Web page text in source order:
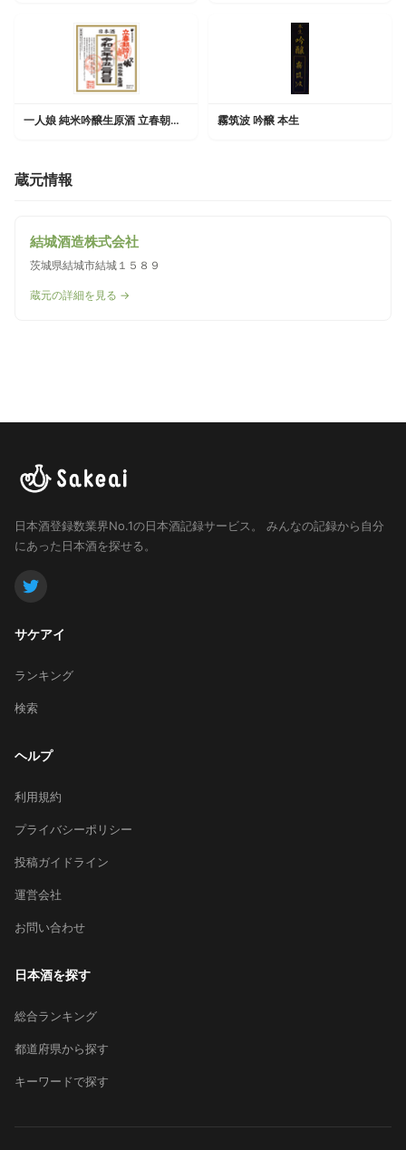
一人娘 純米吟醸生原酒 立春朝搾り 霧筑波 吟醸 本生
蔵元情報
結城酒造株式会社
茨城県結城市結城１５８９
蔵元の詳細を見る →
日本酒登録数業界No.1の日本酒記録サービス。
みんなの記録から自分
にあった日本酒を探せる。
サケアイ
ランキング
検索
ヘルプ
利用規約
プライバシーポリシー
投稿ガイドライン
運営会社
お問い合わせ
日本酒を探す
総合ランキング
都道府県から探す
キーワードで探す